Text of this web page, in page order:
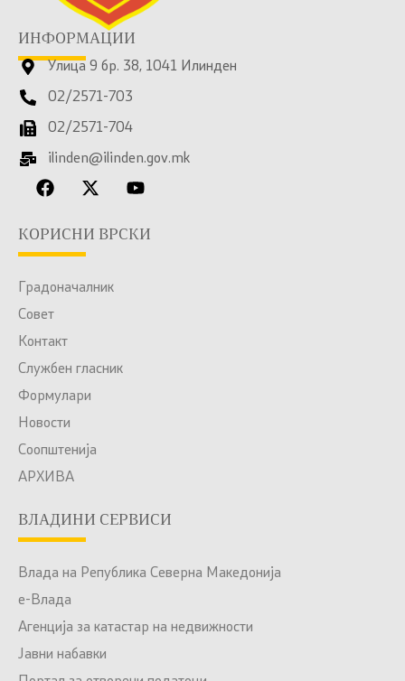
ИНФОРМАЦИИ
Улица 9 бр. 38, 1041 Илинден
02/2571-703
02/2571-704
ilinden@ilinden.gov.mk
КОРИСНИ ВРСКИ
Градоначалник
Совет
Контакт
Службен гласник
Формулари
Новости
Соопштенија
АРХИВА
ВЛАДИНИ СЕРВИСИ
Влада на Република Северна Македонија
е-Влада
Агенција за катастар на недвижности
Јавни набавки